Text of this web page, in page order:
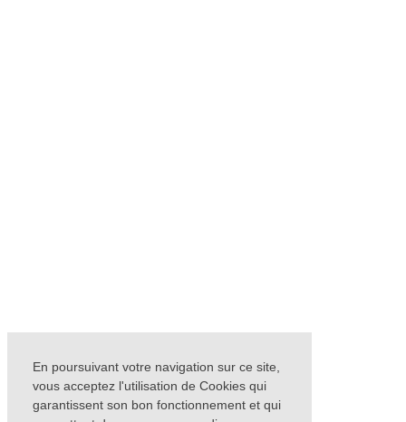
En poursuivant votre navigation sur ce site,
vous acceptez l'utilisation de Cookies qui
garantissent son bon fonctionnement et qui